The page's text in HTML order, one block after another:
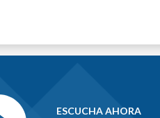
ESCUCHA AHORA